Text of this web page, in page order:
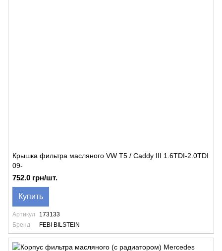
Крышка фильтра масляного VW T5 / Caddy III 1.6TDI-2.0TDI
09-
752.0 грн/шт.
Купить
Артикул
173133
Бренд
FEBI BILSTEIN